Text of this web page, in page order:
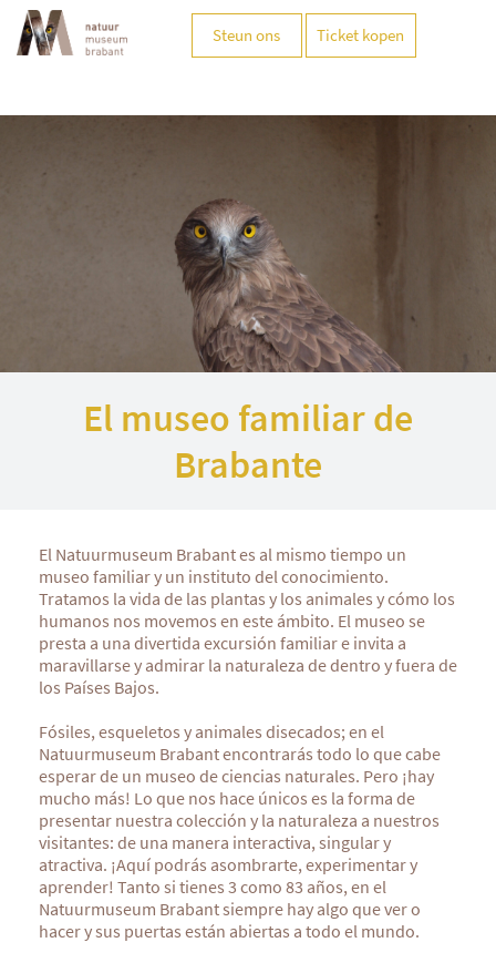
Steun ons Ticket kopen
El museo familiar de
Brabante
El Natuurmuseum Brabant es al mismo tiempo un
museo familiar y un instituto del conocimiento.
Tratamos la vida de las plantas y los animales y cómo los
humanos nos movemos en este ámbito. El museo se
presta a una divertida excursión familiar e invita a
maravillarse y admirar la naturaleza de dentro y fuera de
los Países Bajos.
Fósiles, esqueletos y animales disecados; en el
Natuurmuseum Brabant encontrarás todo lo que cabe
esperar de un museo de ciencias naturales. Pero ¡hay
mucho más! Lo que nos hace únicos es la forma de
presentar nuestra colección y la naturaleza a nuestros
visitantes: de una manera interactiva, singular y
atractiva. ¡Aquí podrás asombrarte, experimentar y
aprender! Tanto si tienes 3 como 83 años, en el
Natuurmuseum Brabant siempre hay algo que ver o
hacer y sus puertas están abiertas a todo el mundo.